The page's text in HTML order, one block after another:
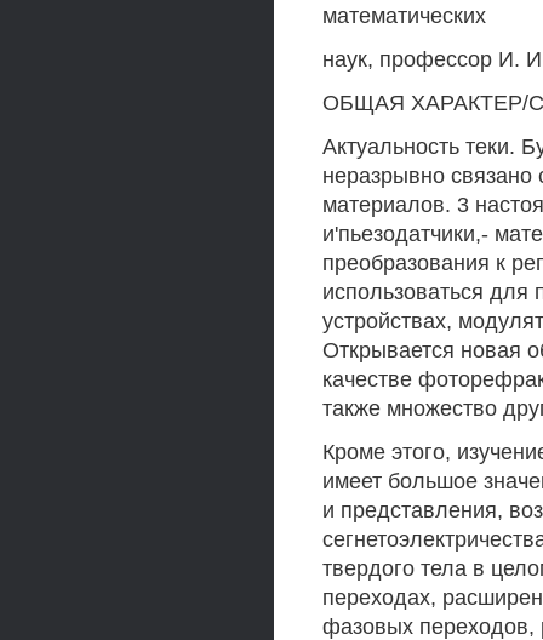
математических
наук, профессор
ОБЩАЯ ХАРАКТЕР/
Актуальность теки.
неразрывно связано
материалов. 3
и'пьезодатчики,-
преобразования к
использоваться для
устройствах,
Открывается новая
качестве
также множество
Кроме этого,
имеет большое
и представления,
твердого тела в
переходах,
фазовых переходов,